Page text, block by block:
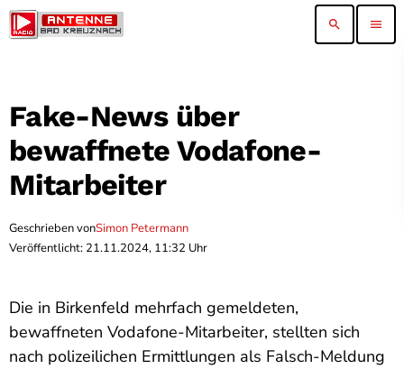
search menu
Fake-News über
bewaffnete Vodafone-
Mitarbeiter
Geschrieben vonSimon Petermann
Veröffentlicht: 21.11.2024, 11:32 Uhr
Die in Birkenfeld mehrfach gemeldeten,
bewaffneten Vodafone-Mitarbeiter, stellten sich
nach polizeilichen Ermittlungen als Falsch-Meldung